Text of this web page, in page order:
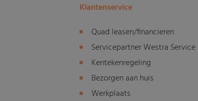
Klantenservice
Quad leasen/financieren
Servicepartner Westra Service
Kentekenregeling
Bezorgen aan huis
Werkplaats